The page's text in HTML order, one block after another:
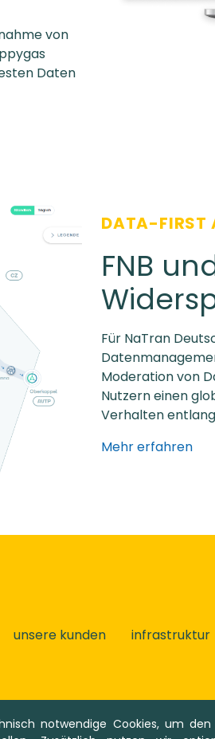
notwendige Cookies, um den
von
Daten
DATA-FIRST
FNB
Für NaTran
Moderation von
Nutzern einen
Verhalten
Mehr erfahren
unsere kunden infrastruktur